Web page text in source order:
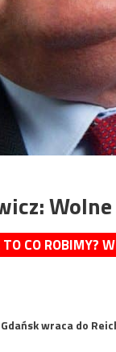
CO ROBIMY?
wraca do